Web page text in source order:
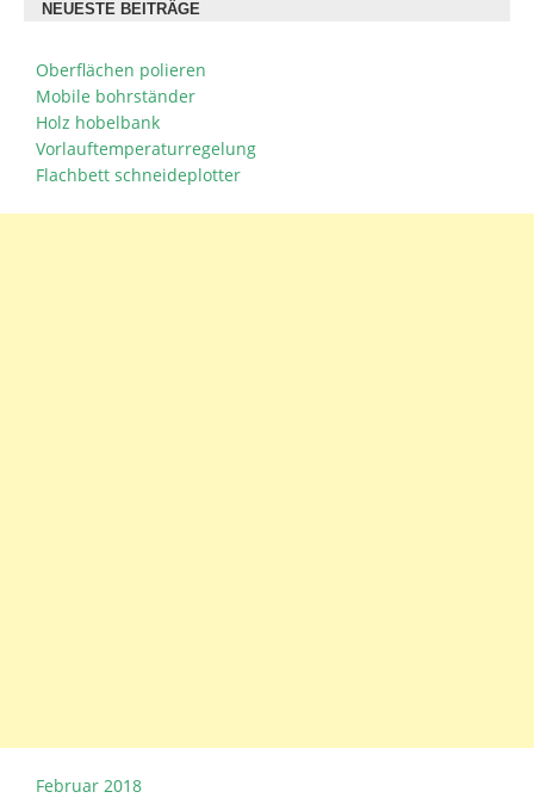
NEUESTE BEITRÄGE
Oberflächen polieren
Mobile bohrständer
Holz hobelbank
Vorlauftemperaturregelung
Flachbett schneideplotter
Februar 2018